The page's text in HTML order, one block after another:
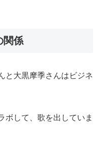
関係
と大黒摩季さんはビジネ
ボして、歌を出していま